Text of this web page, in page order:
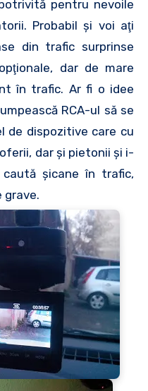
pentru nevoile
Probabil şi voi aţi
din trafic surprinse
dar de mare
în trafic. Ar fi o idee
RCA-ul să se
de dispozitive care cu
dar şi pietonii şi i-
şicane în trafic,
grave.